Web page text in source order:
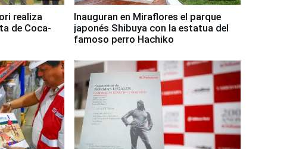
realiza
de Coca-
Inauguran en Miraflores el parque
japonés Shibuya con la estatua del
famoso perro Hachiko